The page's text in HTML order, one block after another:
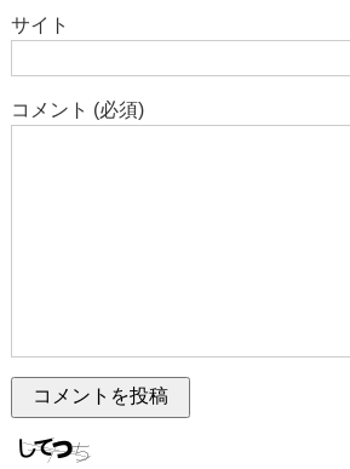
サイト
コメント (必須)